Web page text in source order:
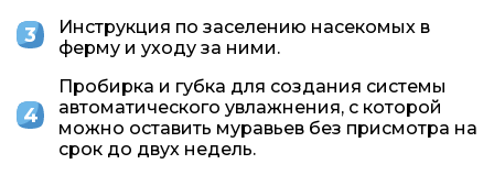
Инструкция по заселению насекомых в
ферму и уходу за ними.
Пробирка и губка для создания системы
автоматического увлажнения, с которой
можно оставить муравьев без присмотра на
срок до двух недель.